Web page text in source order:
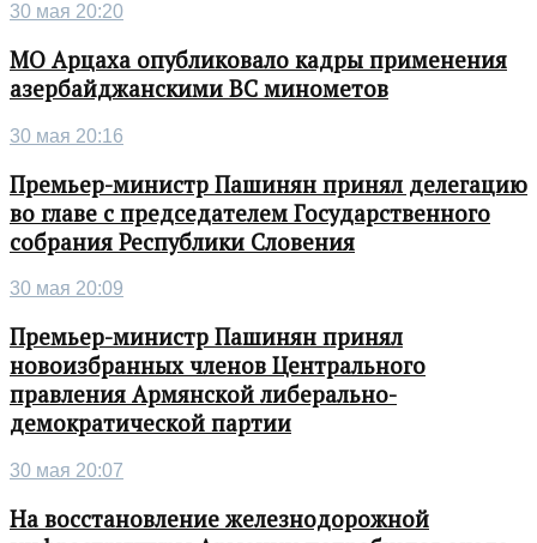
30 мая 20:20
МО Арцаха опубликовало кадры применения
азербайджанскими ВС минометов
30 мая 20:16
Премьер-министр Пашинян принял делегацию
во главе с председателем Государственного
собрания Республики Словения
30 мая 20:09
Премьер-министр Пашинян принял
новоизбранных членов Центрального
правления Армянской либерально-
демократической партии
30 мая 20:07
На восстановление железнодорожной